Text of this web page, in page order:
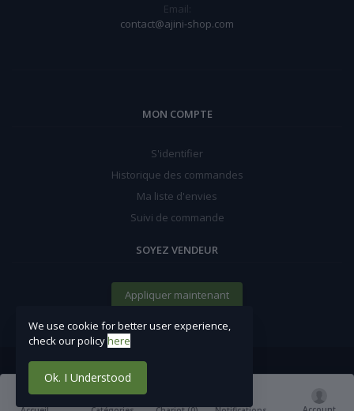
Email:
contact@ajini-shop.com
MON COMPTE
S'identifier
Historique des commandes
Ma liste d'envies
Suivi de commande
SOYEZ VENDEUR
Appliquer maintenant
We use cookie for better user experience,
check our policyhere
Ok. I Understood